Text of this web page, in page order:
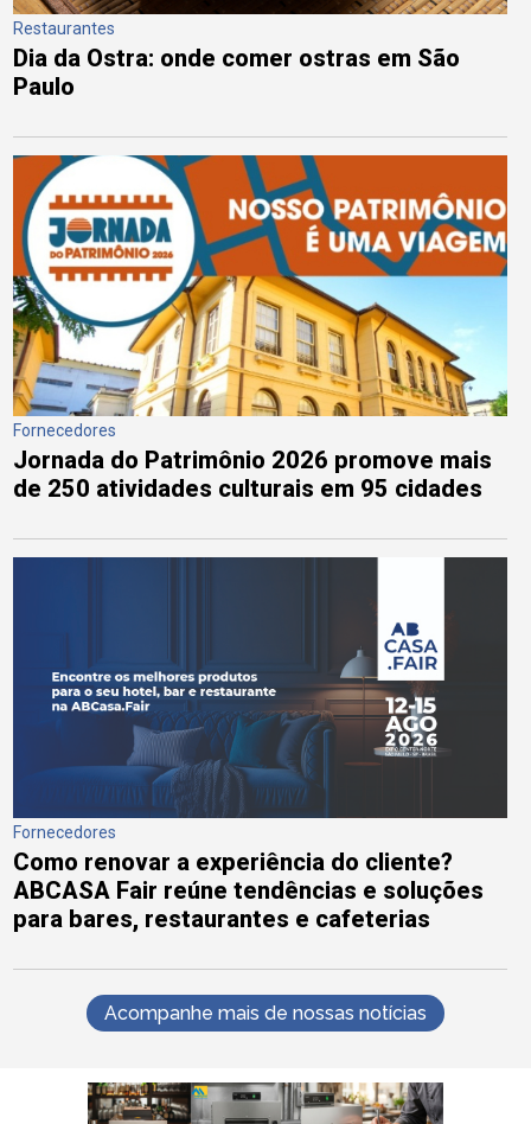
Restaurantes
Dia da Ostra: onde comer ostras em São
Paulo
Fornecedores
Jornada do Patrimônio 2026 promove mais
de 250 atividades culturais em 95 cidades
Fornecedores
Como renovar a experiência do cliente?
ABCASA Fair reúne tendências e soluções
para bares, restaurantes e cafeterias
Acompanhe mais de nossas notícias